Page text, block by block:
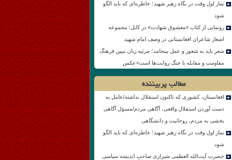
نماز اول وقت در نگاه رهبر شهید؛ خاطره‌ای که باید الگو
شود
رونمایی از کتاب «معشوق شهادت» در کابل؛ مجموعه
اشعار شاعران افغانستانی در وصف امام شهید
شعر باید به شعور و عمل بینجامد؛ مرثیه زبان تبیین فرهنگ
مقاومت و مقابله با جنگ روایت‌ها است+عکس
مطالب پربیننده
افغانستان، کشوری که تاکنون استقلال نداشته/عامل به
دست آوردن استقلال واقعی، آگاهی مردم/مسؤل آگاهی
بخشی به مردم، روحانیت و دانشگاهی
نماز اول وقت در نگاه رهبر شهید؛ خاطره‌ای که باید الگو
شود
حضرت آیت‌الله العظمی شیرازی صاحبِ اندیشه سیاسی